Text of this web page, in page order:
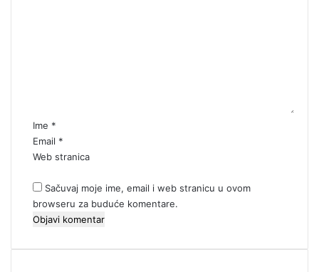
*Ime *
Email *
Web stranica
Sačuvaj moje ime, email i web stranicu u ovom
browseru za buduće komentare.